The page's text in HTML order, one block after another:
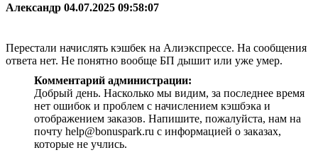
Александр 04.07.2025 09:58:07
Перестали начислять кэшбек на Алиэкспрессе. На сообщения
ответа нет. Не понятно вообще БП дышит или уже умер.
Комментарий администрации:
Добрый день. Насколько мы видим, за последнее время
нет ошибок и проблем с начислением кэшбэка и
отображением заказов. Напишите, пожалуйста, нам на
почту help@bonuspark.ru с информацией о заказах,
которые не учлись.